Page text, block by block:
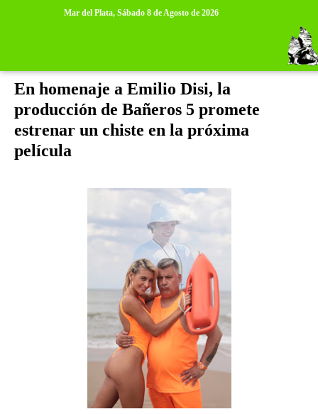
Mar del Plata, Sábado 8 de Agosto de 2026
En homenaje a Emilio Disi, la
producción de Bañeros 5 promete
estrenar un chiste en la próxima
película